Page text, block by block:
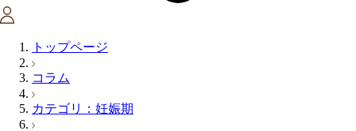
トップページ
コラム
カテゴリ：妊娠期